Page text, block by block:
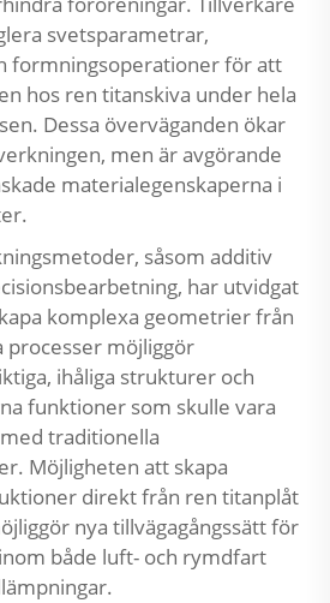
svetsparametrar,
formningsoperationer för att
hos ren titanskiva under hela
Dessa överväganden ökar
men är avgörande
materialegenskaperna i
såsom additiv
har utvidgat
komplexa geometrier från
processer möjliggör
ihåliga strukturer och
funktioner som skulle vara
traditionella
Möjligheten att skapa
direkt från ren titanplåt
nya tillvägagångssätt för
både luft- och rymdfart